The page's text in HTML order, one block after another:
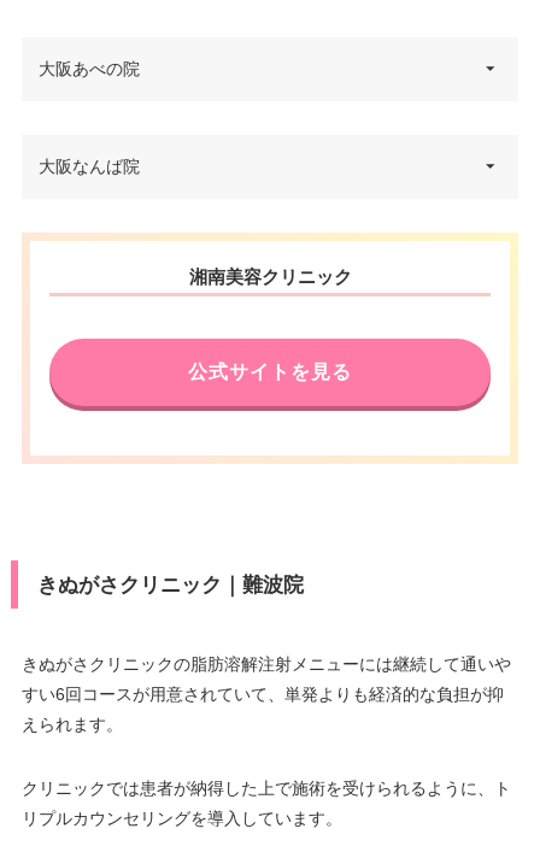
大阪あべの院
0120-129-456
アクセス
駅 徒歩2分/近鉄大阪阿部野橋駅
徒歩1分
休診日 不定休
VISA/Master/JCB/American Ex
10：00
19：00
10：00
∣
19：00
10：00
∣
19：00
10：00
19：00
10：00
∣
19：00
10：00
∣
10：00
∣
10：00
∣
大阪なんば院
大阪府大阪市中央区難波5-1-60
スイスホテル南海大阪 6F
電話番号 0120-553-302
南海なんば駅直結/大阪メトロな
んば駅 徒歩3分/大阪メトロなん
歩5分
カード決
press/DC/Diners/銀聯/NICOS/ト
デビットカード
医療ロー
ン
駐車場 –
湘南美容クリニック
公式サイトを見る
きぬがさクリニック｜難波院
きぬがさクリニックの脂肪溶解注射メニューには継続して通いや
すい6回コースが用意されていて、単発よりも経済的な負担が抑
えられます。
クリニックでは患者が納得した上で施術を受けられるように、ト
リプルカウンセリングを導入しています。